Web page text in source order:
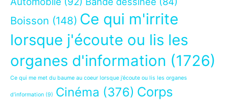
Boisson (148) Ce qui m'irrite
lorsque j'écoute ou lis les
organes d'information (1726)
Ce qui me met du baume au coeur lorsque j’écoute ou lis les organes
d’information (9) Cinéma (376) Corps